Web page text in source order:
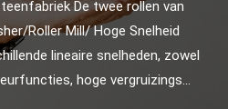
De twee rollen van
Roller Mill/ Hoge Snelheid
lineaire snelheden, zowel
hoge vergruizings...